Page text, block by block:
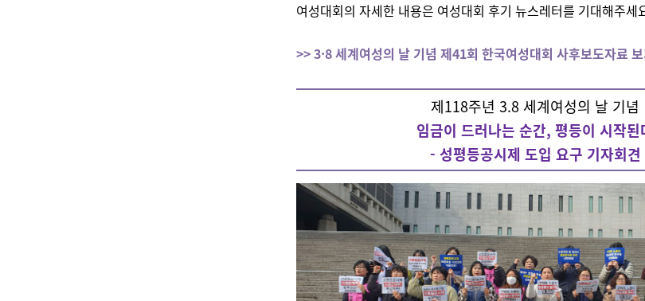
여성대회의 자세한 내용은 여성대회 후기 뉴스레터를 기대해주세
>> 3·8 세계여성의 날 기념 제41회 한국여성대회 사후보도자료
제118주년 3.8 세계여성의 날 기념
임금이 드러나는 순간, 평등이 시작된
- 성평등공시제 도입 요구 기자회견